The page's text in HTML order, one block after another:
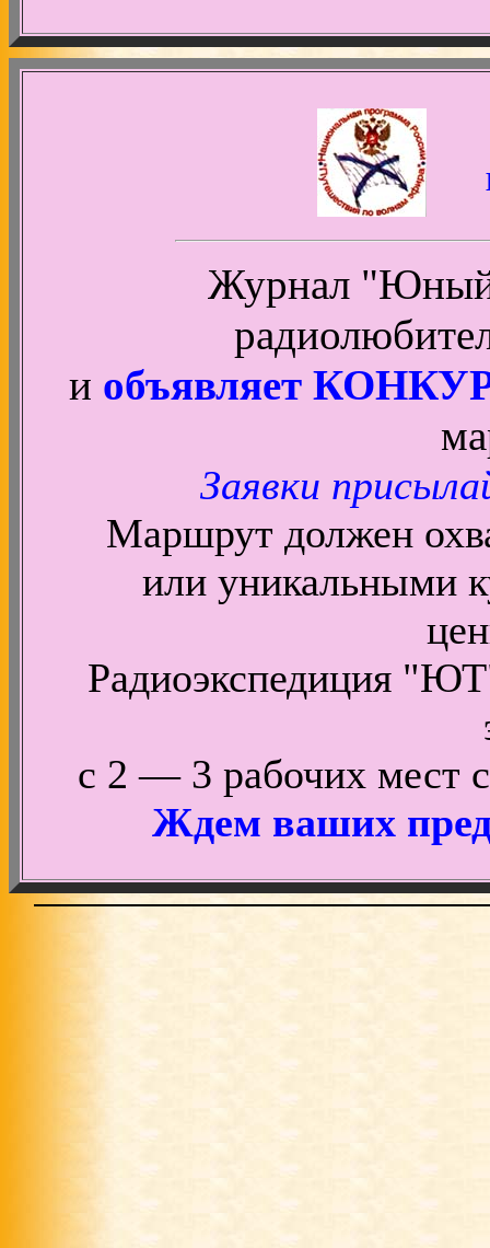
Журнал "Юный
и объявляет
Заявки
Маршрут должен
или уникальными
Радиоэкспедиция
с 2 — 3 рабочих мест
Ждем ваших